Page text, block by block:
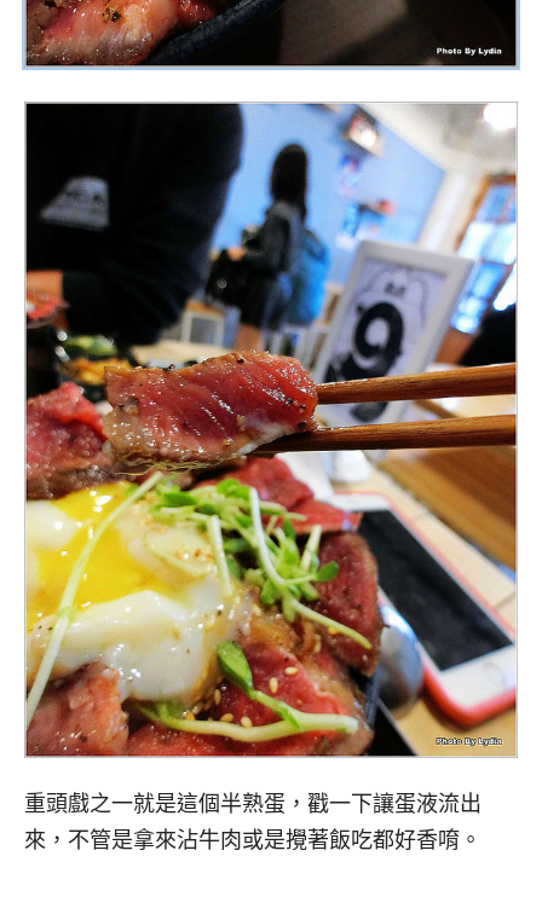
重頭戲之一就是這個半熟蛋，戳一下讓蛋液流出
來，不管是拿來沾牛肉或是攪著飯吃都好香唷。